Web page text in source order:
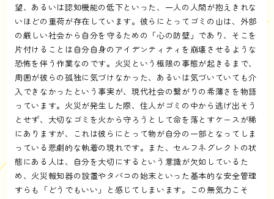
望、あるいは認知機能の低下といった、一人の人間が抱えきれな
いほどの重荷が存在しています。彼らにとってゴミの山は、外部
の厳しい社会から自分を守るための「心の防壁」であり、そこを
片付けることは自分自身のアイデンティティを崩壊させるような
恐怖を伴う作業なのです。火災という極限の事態が起きるまで、
周囲が彼らの孤独に気づけなかった、あるいは気づいていても介
入できなかったという事実が、現代社会の繋がりの希薄さを物語
っています。火災が発生した際、住人がゴミの中から逃げ出そう
とせず、大切なゴミを火から守ろうとして命を落とすケースが稀
にありますが、これは彼らにとって物が自分の一部となってしま
っている悲劇的な執着の現れです。また、セルフネグレクトの状
態にある人は、自分を大切にするという意識が欠如しているた
め、火災報知器の設置やタバコの始末といった基本的な安全管理
すらも「どうでもいい」と感じてしまいます。この無気力こそ